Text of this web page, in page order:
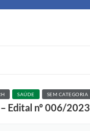
SAÚDE SEM CATEGORIA
Edital nº 006/2023